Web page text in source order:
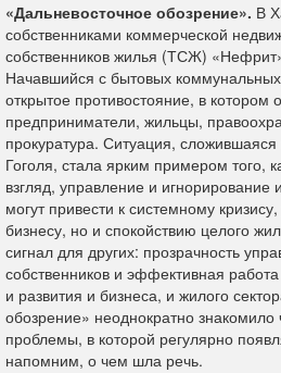
«Дальневосточное обозрение». В
собственниками коммерческой
собственников жилья (ТСЖ)
Начавшийся с бытовых
открытое противостояние, в котором
предприниматели, жильцы,
прокуратура. Ситуация,
Гоголя, стала ярким примером того,
взгляд, управление и игнорирование
могут привести к системному
бизнесу, но и спокойствию целого
сигнал для других: прозрачность
собственников и эффективная
и развития и бизнеса, и жилого
обозрение» неоднократно знакомило
проблемы, в которой регулярно
напомним, о чем шла речь.